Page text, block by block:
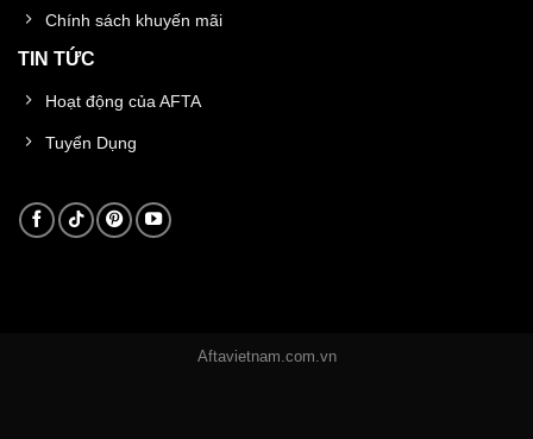
Chính sách khuyến mãi
TIN TỨC
Hoạt động của AFTA
Tuyển Dụng
Aftavietnam.com.vn